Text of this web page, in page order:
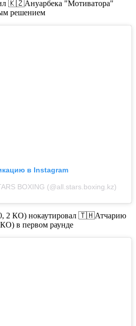
🇰🇿Ануарбека "Мотиватора"
решением
в Instagram
BOXING (@all.stars.boxing.kz)
2 КО) нокаутировал 🇹🇭Атчарию
в первом раунде